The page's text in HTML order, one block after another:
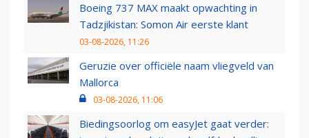
Boeing 737 MAX maakt opwachting in
Tadzjikistan: Somon Air eerste klant
03-08-2026, 11:26
Geruzie over officiële naam vliegveld van
Mallorca
03-08-2026, 11:06
Biedingsoorlog om easyJet gaat verder: